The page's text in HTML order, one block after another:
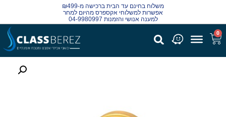
משלוח בחינם עד הבית ברכישה מ-₪499
אפשרות למשלוחי אקספרס מהיום למחר
למענה אנושי והזמנות 04-9980997
0